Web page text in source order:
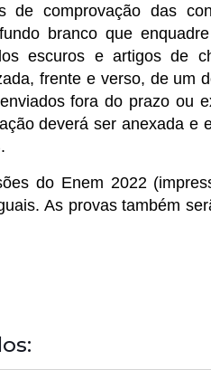
de comprovação das
branco que
escuros e artigos de
frente e verso, de um
fora do prazo ou
deverá ser anexada e
do Enem 2022
As provas também